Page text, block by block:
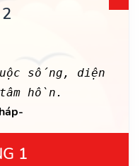
sống, diện
hồn.
1